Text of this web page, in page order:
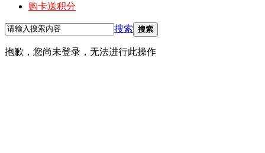
购卡送积分
搜索 搜索
抱歉，您尚未登录，无法进行此操作